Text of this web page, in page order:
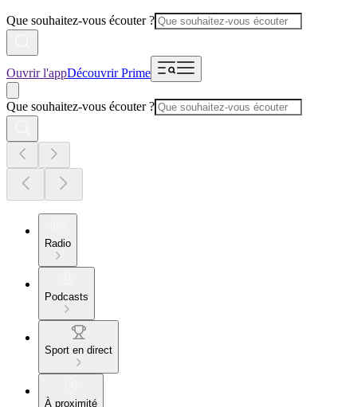
Que souhaitez-vous écouter ?
Ouvrir l'appDécouvrir Prime
Que souhaitez-vous écouter ?
Radio
Podcasts
Sport en direct
À proximité